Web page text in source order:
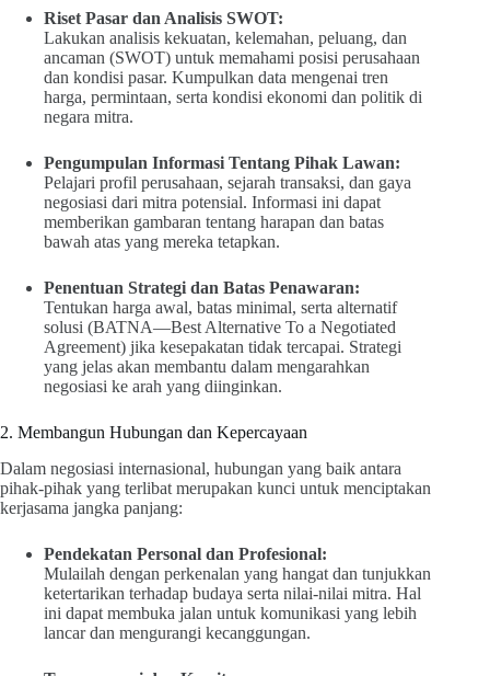
Riset Pasar dan Analisis SWOT:
Lakukan analisis kekuatan, kelemahan, peluang, dan
ancaman (SWOT) untuk memahami posisi perusahaan
dan kondisi pasar. Kumpulkan data mengenai tren
harga, permintaan, serta kondisi ekonomi dan politik di
negara mitra.
Pengumpulan Informasi Tentang Pihak Lawan:
Pelajari profil perusahaan, sejarah transaksi, dan gaya
negosiasi dari mitra potensial. Informasi ini dapat
memberikan gambaran tentang harapan dan batas
bawah atas yang mereka tetapkan.
Penentuan Strategi dan Batas Penawaran:
Tentukan harga awal, batas minimal, serta alternatif
solusi (BATNA—Best Alternative To a Negotiated
Agreement) jika kesepakatan tidak tercapai. Strategi
yang jelas akan membantu dalam mengarahkan
negosiasi ke arah yang diinginkan.
2. Membangun Hubungan dan Kepercayaan
Dalam negosiasi internasional, hubungan yang baik antara
pihak-pihak yang terlibat merupakan kunci untuk menciptakan
kerjasama jangka panjang:
Pendekatan Personal dan Profesional:
Mulailah dengan perkenalan yang hangat dan tunjukkan
ketertarikan terhadap budaya serta nilai-nilai mitra. Hal
ini dapat membuka jalan untuk komunikasi yang lebih
lancar dan mengurangi kecanggungan.